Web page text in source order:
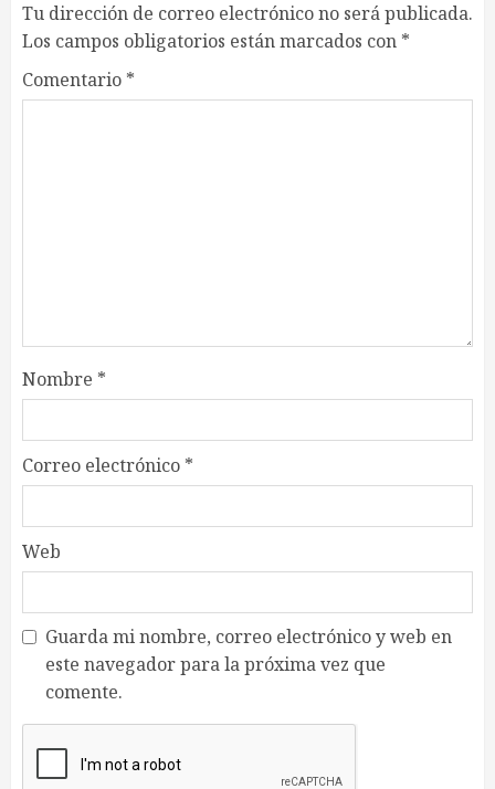
Tu dirección de correo electrónico no será publicada.
Los campos obligatorios están marcados con *
Comentario *
Nombre *
Correo electrónico *
Web
Guarda mi nombre, correo electrónico y web en
este navegador para la próxima vez que
comente.